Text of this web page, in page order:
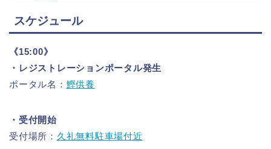
スケジュール
《15:00》
・レジストレーションポータル発生
ポータル名： 鰹供養
・受付開始
受付場所： 久礼無料駐車場付近